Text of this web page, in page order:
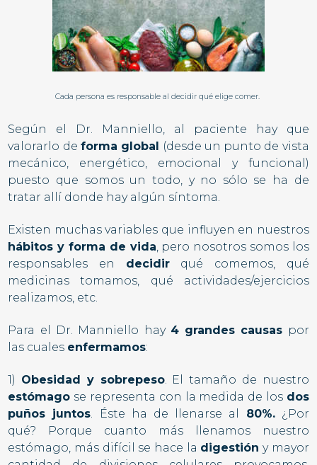
Cada persona es responsable al decidir qué elige comer.
Según el Dr. Manniello, al paciente hay que
valorarlo de forma global
(desde un punto de vista
mecánico, energético, emocional y funcional)
puesto que somos un todo, y no sólo se ha de
tratar allí donde hay algún síntoma.
Existen muchas variables que influyen en nuestros
hábitos y forma de vida, pero nosotros somos los
responsables en decidirqué comemos, qué
medicinas tomamos, qué actividades/ejercicios
realizamos, etc.
Para el Dr. Manniello hay 4 grandes causas por
las cuales enfermamos:
1) Obesidad y sobrepeso. El tamaño de nuestro
estómago se representa con la medida de los dos
puños juntos. Éste ha de llenarse al 80%.¿Por
qué? Porque cuanto más llenamos nuestro
estómago, más difícil se hace la digestión y mayor